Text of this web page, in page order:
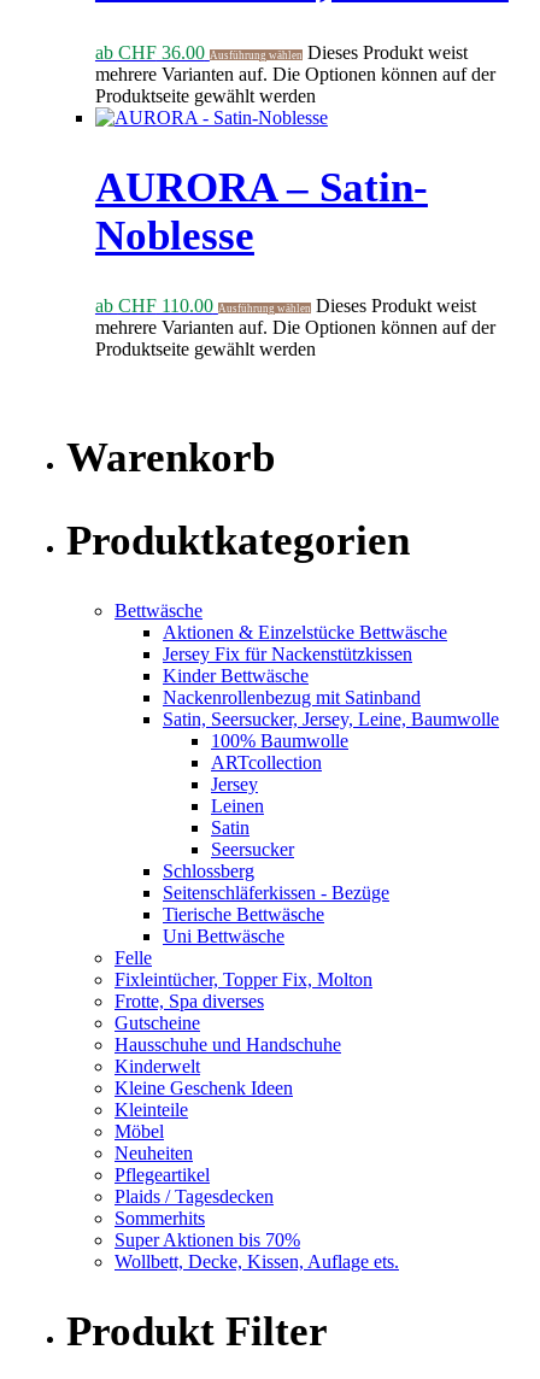
ab CHF36.00 Ausführung wählen Dieses Produkt weist
mehrere Varianten auf. Die Optionen können auf der
Produktseite gewählt werden
AURORA – Satin-
Noblesse
ab CHF110.00 Ausführung wählen Dieses Produkt weist
mehrere Varianten auf. Die Optionen können auf der
Produktseite gewählt werden
Warenkorb
Produktkategorien
Bettwäsche
Aktionen & Einzelstücke Bettwäsche
Jersey Fix für Nackenstützkissen
Kinder Bettwäsche
Nackenrollenbezug mit Satinband
Satin, Seersucker, Jersey, Leine, Baumwolle
100% Baumwolle
ARTcollection
Jersey
Leinen
Satin
Seersucker
Schlossberg
Seitenschläferkissen - Bezüge
Tierische Bettwäsche
Uni Bettwäsche
Felle
Fixleintücher, Topper Fix, Molton
Frotte, Spa diverses
Gutscheine
Hausschuhe und Handschuhe
Kinderwelt
Kleine Geschenk Ideen
Kleinteile
Möbel
Neuheiten
Pflegeartikel
Plaids / Tagesdecken
Sommerhits
Super Aktionen bis 70%
Wollbett, Decke, Kissen, Auflage ets.
Produkt Filter